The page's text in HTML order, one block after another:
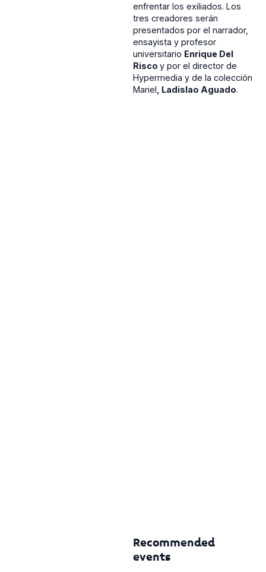
enfrentar los exiliados. Los
tres creadores serán
presentados por el narrador,
ensayista y profesor
universitario Enrique Del
Risco y por el director de
Hypermedia y de la colección
Mariel , Ladislao Aguado.
Recommended
events